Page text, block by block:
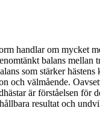
handlar om mycket
balans mellan
som stärker
och välmående.
är förståelsen för
resultat och